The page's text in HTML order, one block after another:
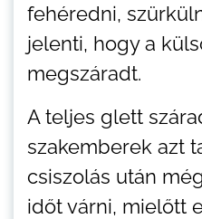
fehéredni,
jelenti, hogy a
megszáradt.
A teljes glett
szakemberek azt
csiszolás után
időt várni, mielőtt